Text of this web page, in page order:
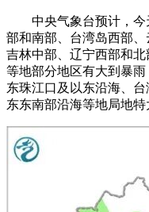
中央气象台预计，
部和南部、台湾岛西部、
吉林中部、辽宁西部和
等地部分地区有大到暴
东珠江口及以东沿海、
东东南部沿海等地局地特